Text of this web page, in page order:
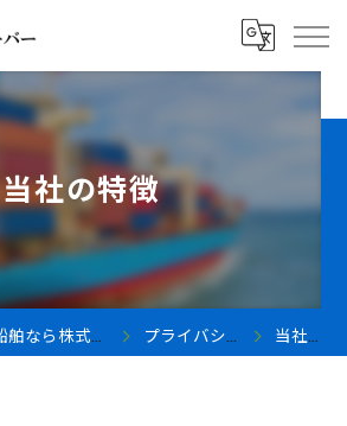
当社の特徴
香川県丸亀市で船舶なら株式会社オリエントハーバー プライバシーポリシー 当社の特徴